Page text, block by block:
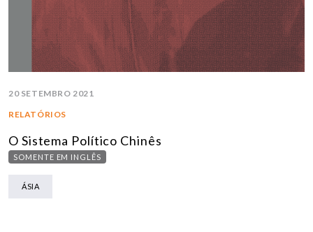
20 SETEMBRO 2021
RELATÓRIOS
O Sistema Político Chinês
SOMENTE EM INGLÊS
ÁSIA